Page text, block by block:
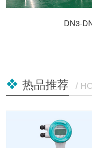
DN3-
热品推荐 /